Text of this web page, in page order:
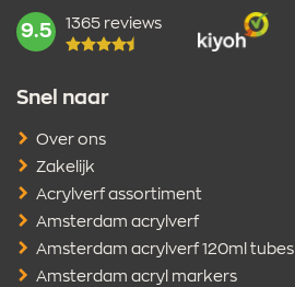
mark:
9.5 1365 reviews
Snel naar
Over ons
Zakelijk
Acrylverf assortiment
Amsterdam acrylverf
Amsterdam acrylverf 120ml tubes
Amsterdam acryl markers